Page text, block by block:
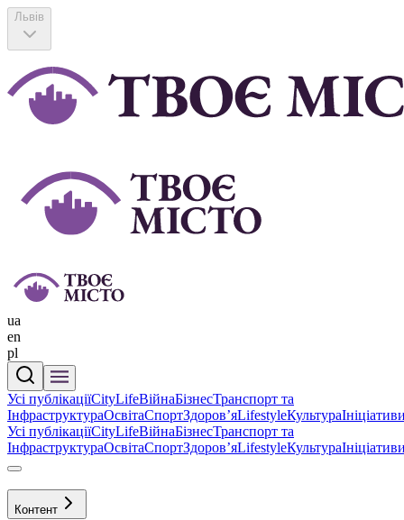
Львів
ua
en
pl
Усі публікаціїCityLifeВійнаБізнесТранспорт та
ІнфраструктураОсвітаСпортЗдоровʼяLifestyleКультура
Усі публікаціїCityLifeВійнаБізнесТранспорт та
ІнфраструктураОсвітаСпортЗдоровʼяLifestyleКультура
Контент